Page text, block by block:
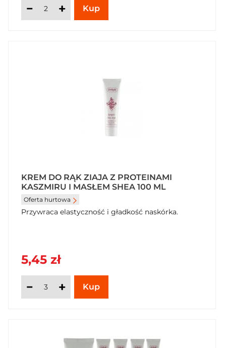
KREM DO RĄK ZIAJA Z PROTEINAMI
KASZMIRU I MASŁEM SHEA 100 ML
Oferta hurtowa
Przywraca elastyczność i gładkość naskórka.
5,45 zł